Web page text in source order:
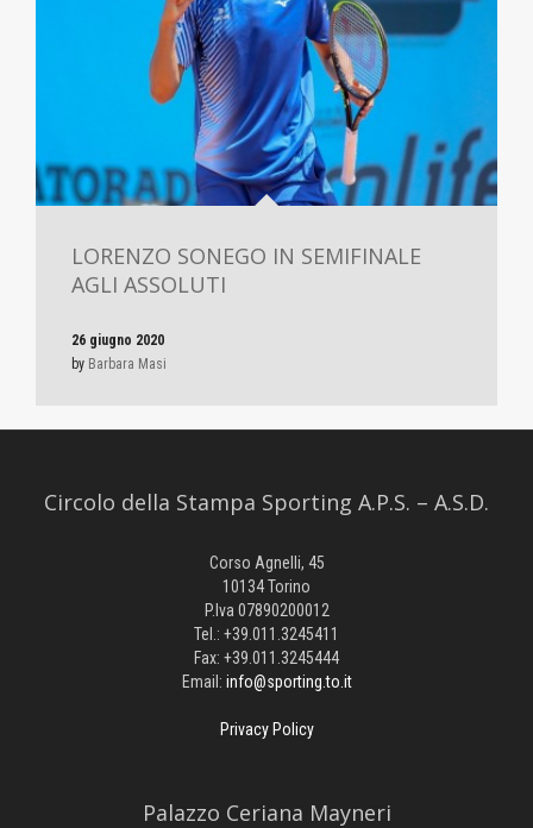
LORENZO SONEGO IN SEMIFINALE
AGLI ASSOLUTI
26 giugno 2020
by Barbara Masi
Circolo della Stampa Sporting A.P.S. – A.S.D.
Corso Agnelli, 45
10134 Torino
P.Iva 07890200012
Tel.: +39.011.3245411
Fax: +39.011.3245444
Email: info@sporting.to.it
Privacy Policy
Palazzo Ceriana Mayneri